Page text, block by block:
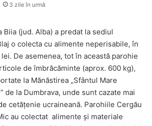
3 zile în urmă
Biia (jud. Alba) a predat la sediul
o colecta cu alimente neperisabile, în
De asemenea, tot în această parohie
de îmbrăcăminte (aprox. 600 kg),
la Mănăstirea „Sfântul Mare
de la Dumbrava, unde sunt cazate mai
cetățenie ucraineană. Parohiile Cergău
au colectat alimente și materiale